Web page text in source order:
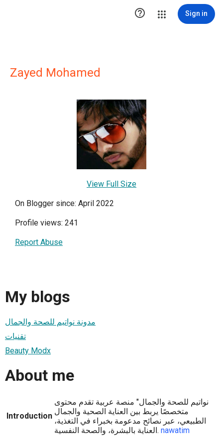
 Sign in
Zayed Mohamed
View Full Size
On Blogger since: April 2022
Profile views: 241
Report Abuse
My blogs
مدونة نواتيم للصحة والجمال
تقنيات
Beauty Modx
About me
Introduction
نواتيم للصحة والجمال" منصة عربية تقدم محتوى
متخصصًا يربط بين العناية الصحية والجمال
الطبيعي، عبر نصائح مدعومة بخبراء في التغذية،
العناية بالبشرة، والصحة النفسية. nawatim